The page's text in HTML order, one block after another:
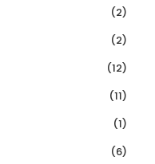
(2)
(2)
(12)
(11)
(1)
(6)